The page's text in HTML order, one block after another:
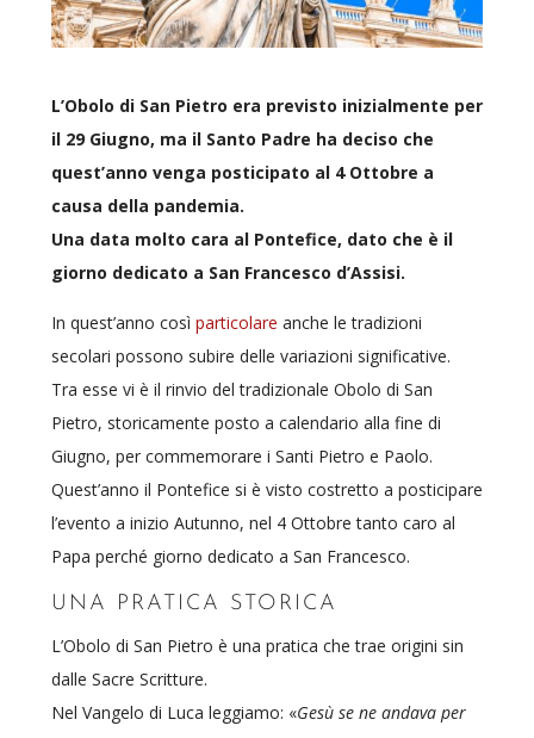
L’Obolo di San Pietro era previsto inizialmente per
il 29 Giugno, ma il Santo Padre ha deciso che
quest’anno venga posticipato al 4 Ottobre a
causa della pandemia.
Una data molto cara al Pontefice, dato che è il
giorno dedicato a San Francesco d’Assisi.
In quest’anno così particolare anche le tradizioni
secolari possono subire delle variazioni significative.
Tra esse vi è il rinvio del tradizionale Obolo di San
Pietro, storicamente posto a calendario alla fine di
Giugno, per commemorare i Santi Pietro e Paolo.
Quest’anno il Pontefice si è visto costretto a posticipare
l’evento a inizio Autunno, nel 4 Ottobre tanto caro al
Papa perché giorno dedicato a San Francesco.
UNA PRATICA STORICA
L’Obolo di San Pietro è una pratica che trae origini sin
dalle Sacre Scritture.
Nel Vangelo di Luca leggiamo: «Gesù se ne andava per